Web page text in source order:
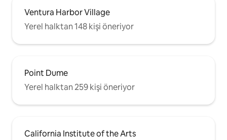
Ventura Harbor Village
Yerel halktan 148 kişi öneriyor
Point Dume
Yerel halktan 259 kişi öneriyor
California Institute of the Arts